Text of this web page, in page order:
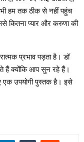
भी हम तक ठीक से नहीं पहुंच
कितना प्यार और करुणा की
प्रभाव पड़ता है। डॉ
हैं क्योंकि आप सुन रहे हैं।
उपयोगी पुस्तक है। इसे